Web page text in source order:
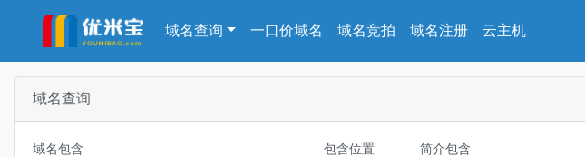
域名查询 一口价域名 域名竞拍 域名注册 云主机
域名查询
域名包含 包含位置 简介包含